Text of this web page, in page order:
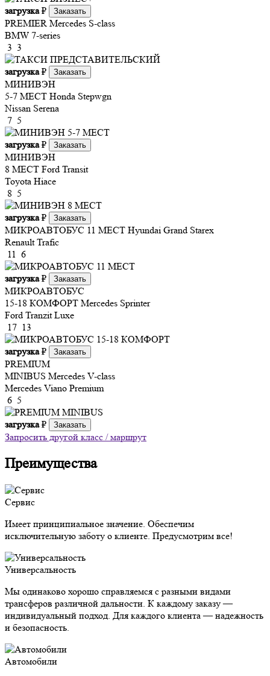
загрузка₽ Заказать
PREMIER Mercedes S-class
BMW 7-series
3 3
загрузка₽ Заказать
МИНИВЭН
5-7 МЕСТ Honda Stepwgn
Nissan Serena
7 5
загрузка₽ Заказать
МИНИВЭН
8 МЕСТ Ford Transit
Toyota Hiace
8 5
загрузка₽ Заказать
МИКРОАВТОБУС 11 МЕСТ Hyundai Grand Starex
Renault Trafic
11 6
загрузка₽ Заказать
МИКРОАВТОБУС
15-18 КОМФОРТ Mercedes Sprinter
Ford Tranzit Luxe
17 13
загрузка₽ Заказать
PREMIUM
MINIBUS Mercedes V-class
Mercedes Viano Premium
6 5
загрузка₽ Заказать
Запросить другой класс / маршрут
Преимущества
Сервис
Имеет принципиальное значение. Обеспечим
исключительную заботу о клиенте. Предусмотрим все!
Универсальность
Мы одинаково хорошо справляемся с разными видами
трансферов различной дальности. К каждому заказу —
индивидуальный подход. Для каждого клиента — надежность
и безопасность.
Автомобили